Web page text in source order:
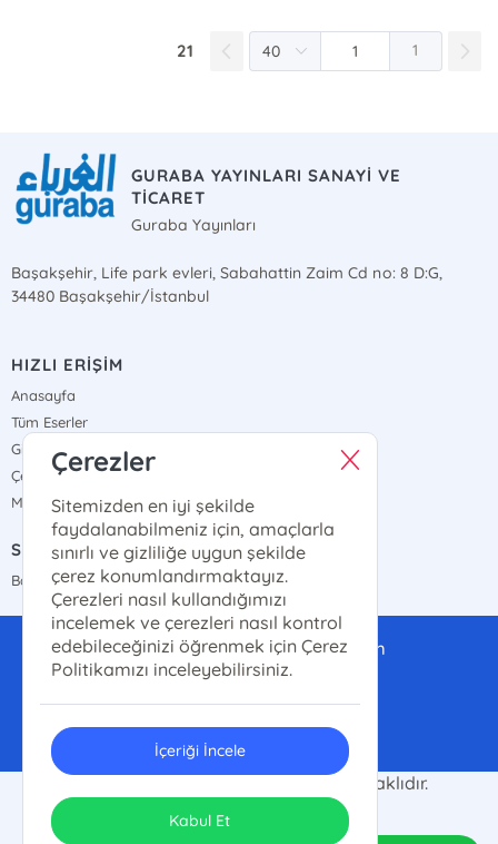
21 1
GURABA YAYINLARI SANAYİ VE
TİCARET
Guraba Yayınları
Başakşehir, Life park evleri, Sabahattin Zaim Cd no: 8 D:G,
34480 Başakşehir/İstanbul
HIZLI ERİŞİM
Anasayfa
Tüm Eserler
Gizlilik Sözleşmesi
Çerez Politikası
Mesafeli Satış Sözleşmesi
SATIŞ NOKTALARIMIZ
Bayi Haritamız
gurabayayinlari@gmail.com
0(507)-286-14-14
© 2026 Guraba Yayınları. Her hakkı saklıdır.
Tasarım & Uygulama
Çerezler
Sitemizden en iyi şekilde
faydalanabilmeniz için, amaçlarla
sınırlı ve gizliliğe uygun şekilde
çerez konumlandırmaktayız.
Çerezleri nasıl kullandığımızı
incelemek ve çerezleri nasıl kontrol
edebileceğinizi öğrenmek için Çerez
Politikamızı inceleyebilirsiniz.
İçeriği İncele
Kabul Et